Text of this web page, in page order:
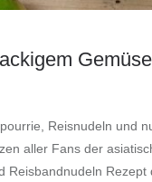
Reisnudeln und
aller Fans der
Reisbandnudeln